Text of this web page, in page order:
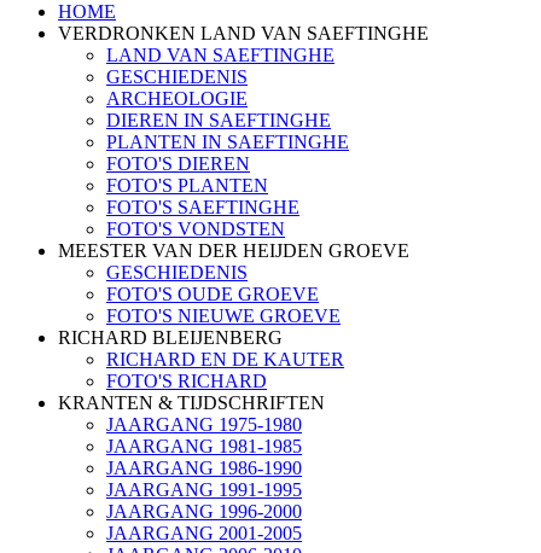
HOME
VERDRONKEN LAND VAN SAEFTINGHE
LAND VAN SAEFTINGHE
GESCHIEDENIS
ARCHEOLOGIE
DIEREN IN SAEFTINGHE
PLANTEN IN SAEFTINGHE
FOTO'S DIEREN
FOTO'S PLANTEN
FOTO'S SAEFTINGHE
FOTO'S VONDSTEN
MEESTER VAN DER HEIJDEN GROEVE
GESCHIEDENIS
FOTO'S OUDE GROEVE
FOTO'S NIEUWE GROEVE
RICHARD BLEIJENBERG
RICHARD EN DE KAUTER
FOTO'S RICHARD
KRANTEN & TIJDSCHRIFTEN
JAARGANG 1975-1980
JAARGANG 1981-1985
JAARGANG 1986-1990
JAARGANG 1991-1995
JAARGANG 1996-2000
JAARGANG 2001-2005